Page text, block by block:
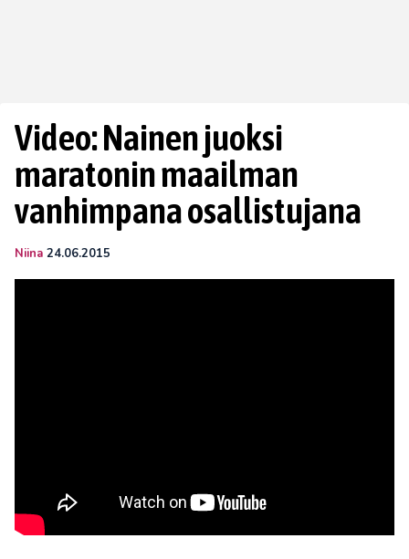
Video: Nainen juoksi
maratonin maailman
vanhimpana osallistujana
Niina 24.06.2015